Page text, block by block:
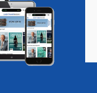
Vacatures